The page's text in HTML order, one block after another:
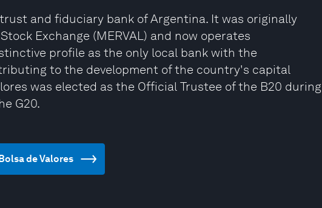
and fiduciary bank of Argentina. It was originally
Exchange (MERVAL) and now operates
profile as the only local bank with the
to the development of the country's capital
was elected as the Official Trustee of the B20 during
G20.
de Valores